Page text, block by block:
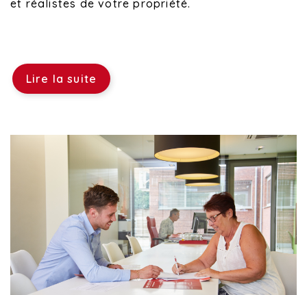
et réalistes de votre propriété.
Lire la suite